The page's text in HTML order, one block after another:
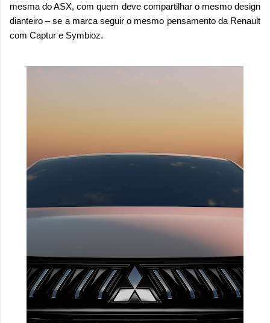
mesma do ASX, com quem deve compartilhar o mesmo design
dianteiro – se a marca seguir o mesmo pensamento da Renault
com Captur e Symbioz.